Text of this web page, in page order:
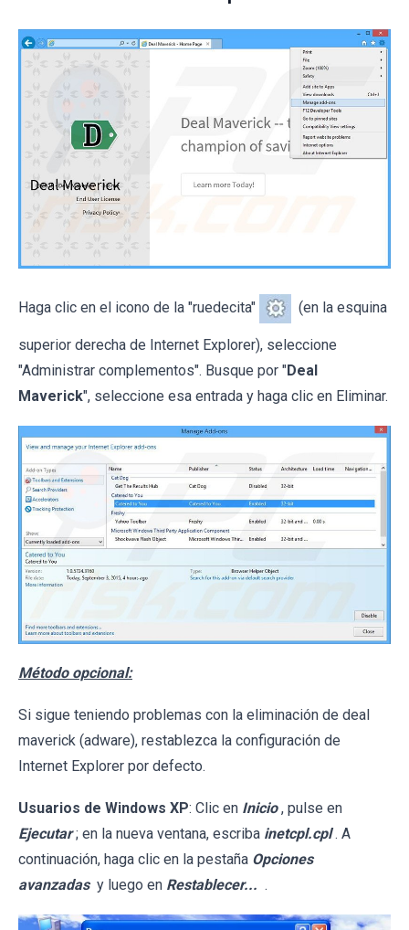
Haga clic en el icono de la "ruedecita" (en la esquina
superior derecha de Internet Explorer), seleccione
"Administrar complementos". Busque por "Deal
Maverick", seleccione esa entrada y haga clic en Eliminar.
Método opcional:
Si sigue teniendo problemas con la eliminación de deal
maverick (adware), restablezca la configuración de
Internet Explorer por defecto.
Usuarios de Windows XP: Clic en Inicio , pulse en
Ejecutar ; en la nueva ventana, escriba inetcpl.cpl . A
continuación, haga clic en la pestaña Opciones
avanzadas y luego en Restablecer... .